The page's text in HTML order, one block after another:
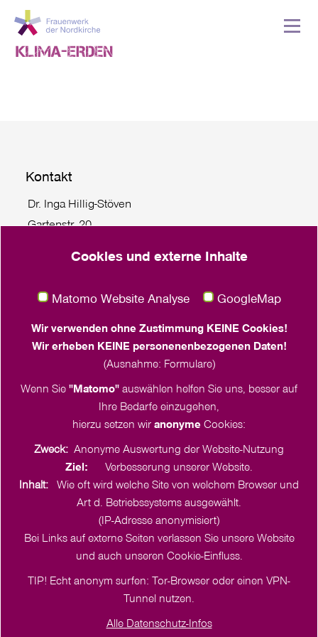
Kontakt
Dr. Inga Hillig-Stöven
Gartenstr. 20
Tel. +49 431 55779 114
Juliane Bäthge
Häktweg 4-6
Tel. +49 151 2375 3095
frauenwerk.nordkirche.de
Cookies und externe Inhalte
Matomo Website Analyse GoogleMap
Wir verwenden ohne Zustimmung KEINE Cookies!
Wir erheben KEINE personenenbezogenen Daten!
(Ausnahme: Formulare)
Wenn Sie "Matomo" auswählen helfen Sie uns, besser auf
Ihre Bedarfe einzugehen,
hierzu setzen wir anonyme Cookies:
Zweck: Anonyme Auswertung der Website-Nutzung
Ziel: Verbesserung unserer Website.
Inhalt: Wie oft wird welche Site von welchem Browser und
Art d. Betriebssystems ausgewählt.
(IP-Adresse anonymisiert)
Bei Links auf externe Seiten verlassen Sie unsere Website
und auch unseren Cookie-Einfluss.
TIP! Echt anonym surfen: Tor-Browser oder einen VPN-
Tunnel nutzen.
Alle Datenschutz-Infos